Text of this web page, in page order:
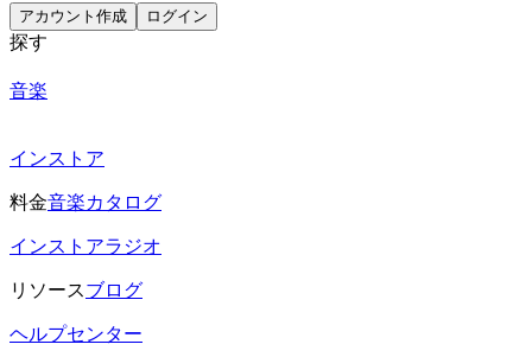
アカウント作成 ログイン
探す
音楽
インストア
料金音楽カタログ
インストアラジオ
リソースブログ
ヘルプセンター